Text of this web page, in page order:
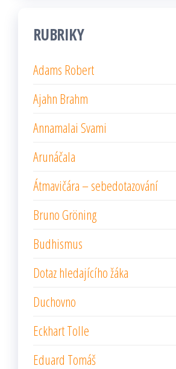
RUBRIKY
Adams Robert
Ajahn Brahm
Annamalai Svami
Arunáčala
Átmavičára – sebedotazování
Bruno Gröning
Budhismus
Dotaz hledajícího žáka
Duchovno
Eckhart Tolle
Eduard Tomáš